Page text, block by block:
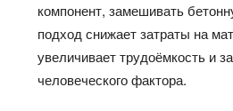
компонент, замешивать
подход снижает затраты на
увеличиваеттрудоёмкость и
человеческого фактора.